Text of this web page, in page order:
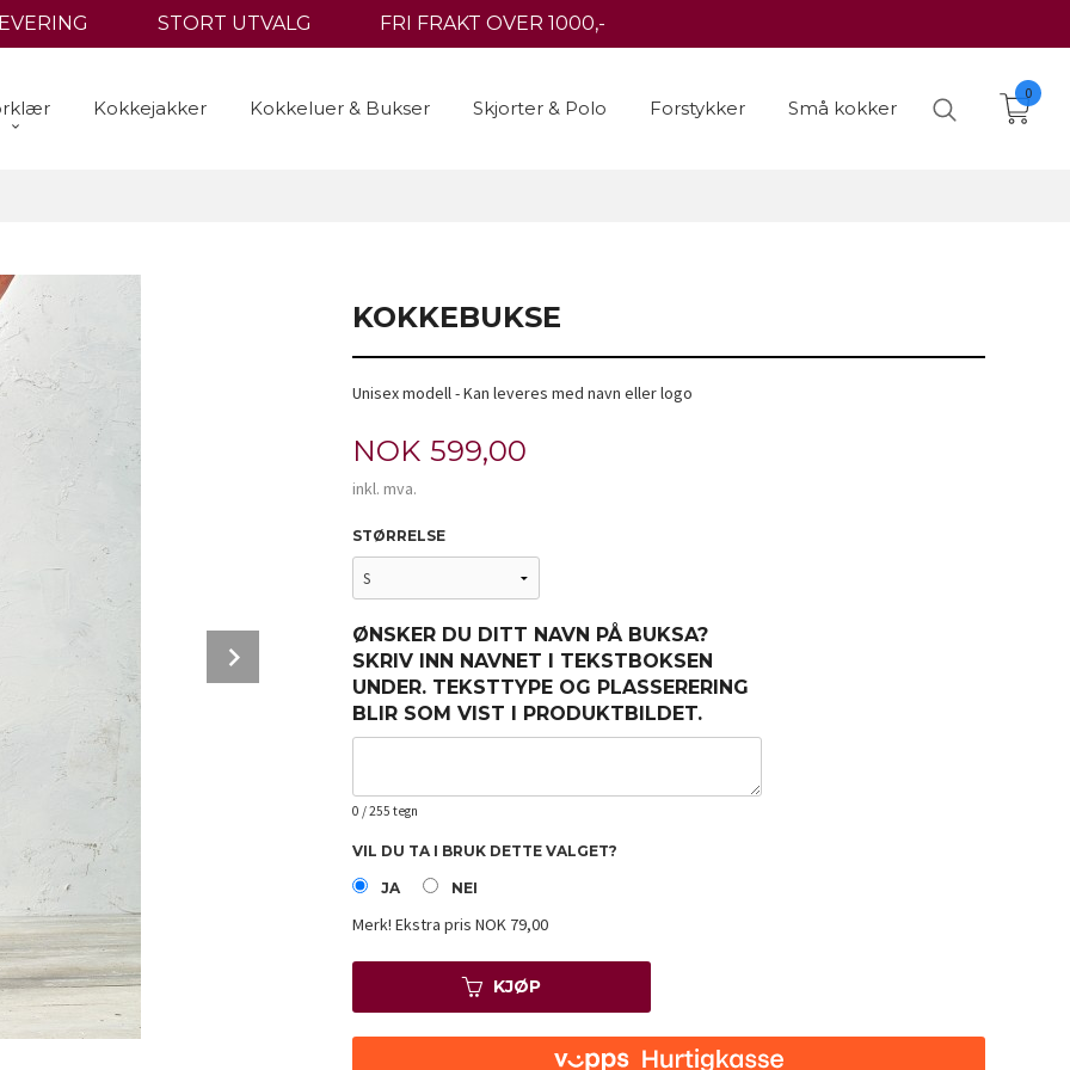
STORT UTVALG FRI FRAKT OVER 1000,-
Kokkejakker Kokkeluer & Bukser Skjorter & Polo Forstykker Små kokker
0
KOKKEBUKSE
Unisex modell - Kan leveres med navn eller logo
Pris
NOK 599,00
inkl. mva.
STØRRELSE
ØNSKER DU DITT NAVN PÅ BUKSA?
SKRIV INN NAVNET I TEKSTBOKSEN
UNDER. TEKSTTYPE OG PLASSERERING
BLIR SOM VIST I PRODUKTBILDET.
0 / 255 tegn
VIL DU TA I BRUK DETTE VALGET?
JA NEI
Merk! Ekstra pris NOK 79,00
KJØP